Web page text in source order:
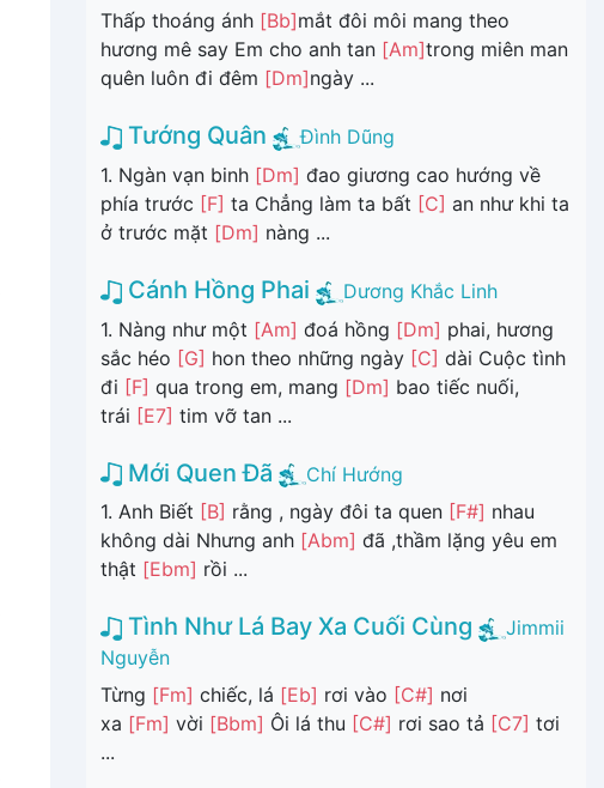
Thấp thoáng ánh [Bb]mắt đôi môi mang theo
hương mê say Em cho anh tan [Am]trong miên man
quên luôn đi đêm [Dm]ngày ...
Tướng Quân
Đình Dũng
1. Ngàn vạn binh [Dm] đao giương cao hướng về
phía trước [F] ta Chẳng làm ta bất [C] an như khi ta
ở trước mặt [Dm] nàng ...
Cánh Hồng Phai
Dương Khắc Linh
1. Nàng như một [Am] đoá hồng [Dm] phai, hương
sắc héo [G] hon theo những ngày [C] dài Cuộc tình
đi [F] qua trong em, mang [Dm] bao tiếc nuối,
trái [E7] tim vỡ tan ...
Mới Quen Đã
Chí Hướng
1. Anh Biết [B] rằng , ngày đôi ta quen [F#] nhau
không dài Nhưng anh [Abm] đã ,thầm lặng yêu em
thật [Ebm] rồi ...
Tình Như Lá Bay Xa Cuối Cùng
Jimmii
Nguyễn
Từng [Fm] chiếc, lá [Eb] rơi vào [C#] nơi
xa [Fm] vời [Bbm] Ôi lá thu [C#] rơi sao tả [C7] tơi
...